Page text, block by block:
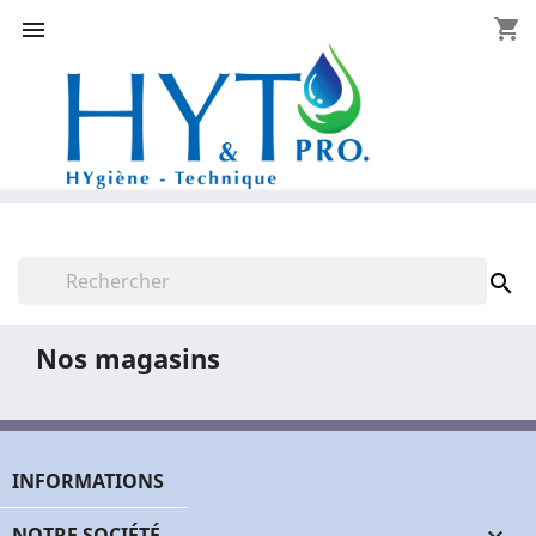
 shopping_cart

Nos magasins
INFORMATIONS